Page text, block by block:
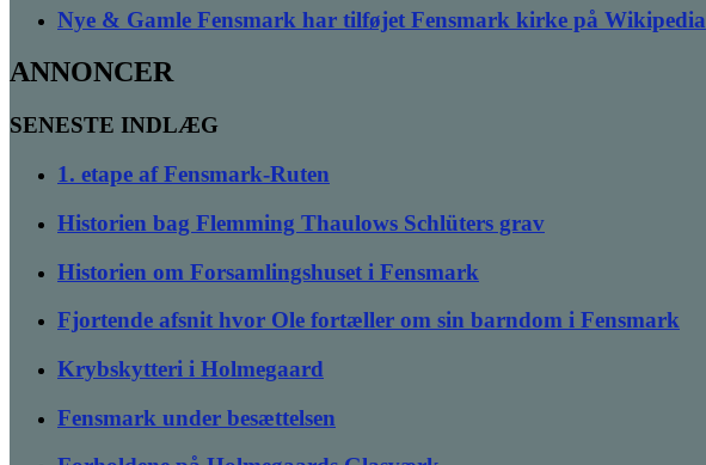
Nye & Gamle Fensmark har tilføjet Fensmark kirke på Wikipedia
ANNONCER
SENESTE INDLÆG
1. etape af Fensmark-Ruten
Historien bag Flemming Thaulows Schlüters grav
Historien om Forsamlingshuset i Fensmark
Fjortende afsnit hvor Ole fortæller om sin barndom i Fensmark
Krybskytteri i Holmegaard
Fensmark under besættelsen